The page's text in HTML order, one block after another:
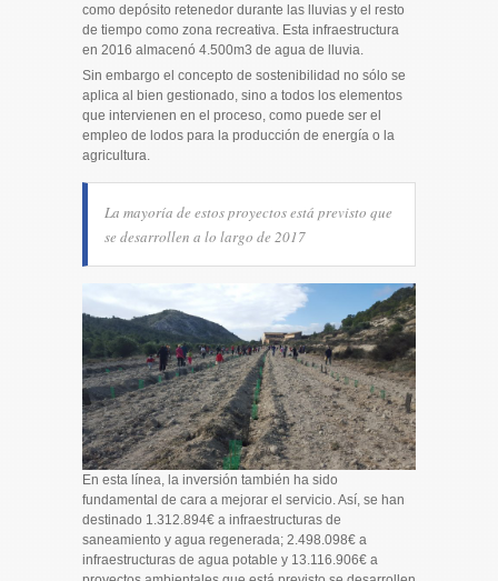
como depósito retenedor durante las lluvias y el resto
de tiempo como zona recreativa. Esta infraestructura
en 2016 almacenó 4.500m3 de agua de lluvia.
Sin embargo el concepto de sostenibilidad no sólo se
aplica al bien gestionado, sino a todos los elementos
que intervienen en el proceso, como puede ser el
empleo de lodos para la producción de energía o la
agricultura.
La mayoría de estos proyectos está previsto que
se desarrollen a lo largo de 2017
En esta línea, la inversión también ha sido
fundamental de cara a mejorar el servicio. Así, se han
destinado 1.312.894€ a infraestructuras de
saneamiento y agua regenerada; 2.498.098€ a
infraestructuras de agua potable y 13.116.906€ a